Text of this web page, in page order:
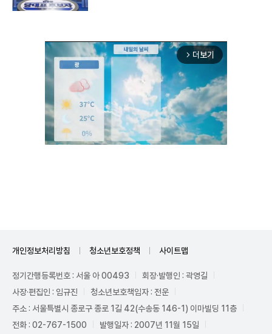
arrow_forward_ios 더보기
개인정보처리방침 청소년보호정책 사이트맵
정기간행등록번호 : 서울 아 00493
회장·발행인 : 곽영길
사장·편집인 : 임규진
청소년보호책임자 : 전운
주소 : 서울특별시 종로구 종로 1길 42(수송동 146-1) 이마빌딩 11층
전화 : 02-767-1500
발행일자 : 2007년 11월 15일